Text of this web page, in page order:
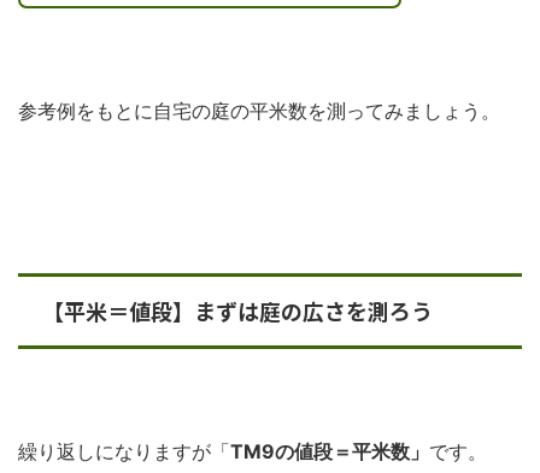
参考例をもとに自宅の庭の平米数を測ってみましょう。
【平米＝値段】まずは庭の広さを測ろう
繰り返しになりますが「TM9の値段＝平米数」 です。